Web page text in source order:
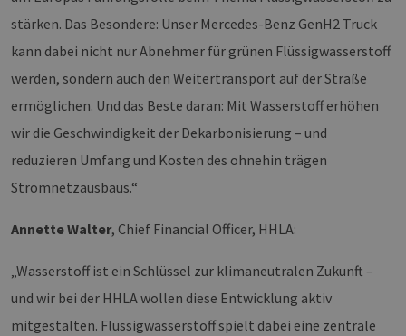
stärken. Das Besondere: Unser Mercedes-Benz GenH2 Truck
kann dabei nicht nur Abnehmer für grünen Flüssigwasserstoff
werden, sondern auch den Weitertransport auf der Straße
ermöglichen. Und das Beste daran: Mit Wasserstoff erhöhen
wir die Geschwindigkeit der Dekarbonisierung – und
reduzieren Umfang und Kosten des ohnehin trägen
Stromnetzausbaus.“
Annette Walter, Chief Financial Officer, HHLA:
„Wasserstoff ist ein Schlüssel zur klimaneutralen Zukunft –
und wir bei der HHLA wollen diese Entwicklung aktiv
mitgestalten. Flüssigwasserstoff spielt dabei eine zentrale